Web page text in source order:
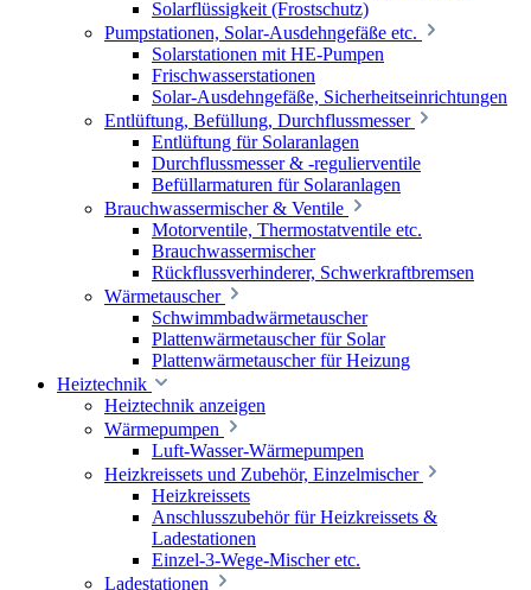
Solarflüssigkeit (Frostschutz)
Pumpstationen, Solar-Ausdehngefäße etc.
Solarstationen mit HE-Pumpen
Frischwasserstationen
Solar-Ausdehngefäße, Sicherheitseinrichtungen
Entlüftung, Befüllung, Durchflussmesser
Entlüftung für Solaranlagen
Durchflussmesser & -regulierventile
Befüllarmaturen für Solaranlagen
Brauchwassermischer & Ventile
Motorventile, Thermostatventile etc.
Brauchwassermischer
Rückflussverhinderer, Schwerkraftbremsen
Wärmetauscher
Schwimmbadwärmetauscher
Plattenwärmetauscher für Solar
Plattenwärmetauscher für Heizung
Heiztechnik
Heiztechnik anzeigen
Wärmepumpen
Luft-Wasser-Wärmepumpen
Heizkreissets und Zubehör, Einzelmischer
Heizkreissets
Anschlusszubehör für Heizkreissets &
Ladestationen
Einzel-3-Wege-Mischer etc.
Ladestationen